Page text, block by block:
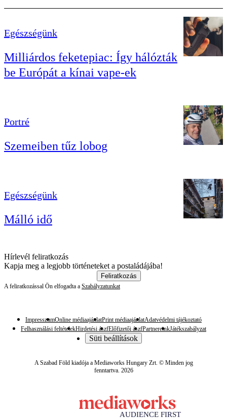
Egészségünk
Milliárdos feketepiac: Így hálózták
be Európát a kínai vape-ek
Portré
Szemeiben tűz lobog
Egészségünk
Málló idő
Hírlevél feliratkozás
Kapja meg a legjobb történeteket a postaládájába!
Feliratkozás
A feliratkozással Ön elfogadta a Szabályzatunkat
ImpresszumOnline médiaajánlatPrint médiaajánlatAdatvédelmi tájékoztató
Felhasználási feltételekHirdetési ászfElőfizetői ászfPartnereinkJátékszabályzat
Süti beállítások
A Szabad Föld kiadója a Mediaworks Hungary Zrt. © Minden jog
fenntartva. 2026